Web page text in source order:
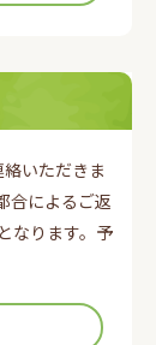
絡いただきま
合によるご返
なります。予